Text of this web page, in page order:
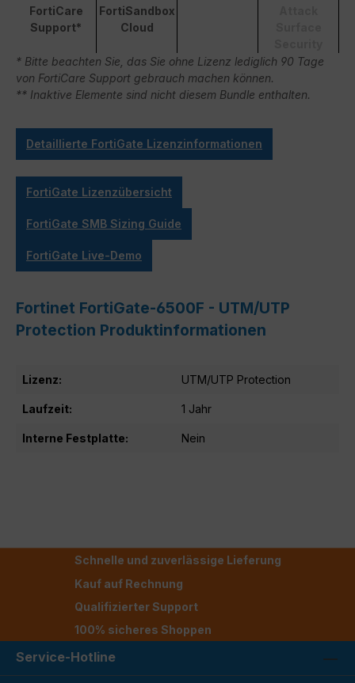
FortiCare
Support*
FortiSandbox
Cloud
* Bitte beachten Sie, das Sie ohne Lizenz lediglich 90 Tage
von FortiCare Support gebrauch machen können.
** Inaktive Elemente sind nicht diesem Bundle enthalten.
Detaillierte FortiGate Lizenzinformationen
FortiGate Lizenzübersicht
FortiGate SMB Sizing Guide
FortiGate Live-Demo
Fortinet FortiGate-6500F - UTM/UTP
Protection Produktinformationen
Lizenz: UTM/UTP Protection
Laufzeit: 1 Jahr
Interne Festplatte: Nein
Schnelle und zuverlässige Lieferung
Kauf auf Rechnung
Qualifizierter Support
100% sicheres Shoppen
Service-Hotline